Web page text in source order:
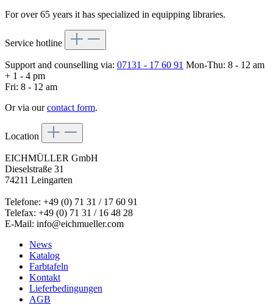
For over 65 years it has specialized in equipping libraries.
Service hotline
Support and counselling via: 07131 - 17 60 91 Mon-Thu: 8 - 12 am
+ 1 - 4 pm
Fri: 8 - 12 am
Or via ourcontact form.
Location
EICHMÜLLER GmbH
Dieselstraße 31
74211 Leingarten
Telefone: +49 (0) 71 31 / 17 60 91
Telefax: +49 (0) 71 31 / 16 48 28
E-Mail: info@eichmueller.com
News
Katalog
Farbtafeln
Kontakt
Lieferbedingungen
AGB